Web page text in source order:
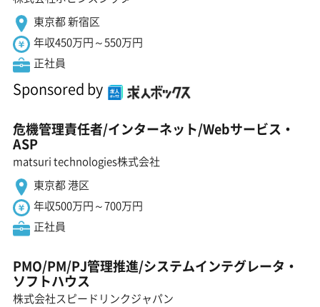
東京都 新宿区
年収450万円～550万円
正社員
Sponsored by
危機管理責任者/インターネット/Webサービス・
ASP
matsuri technologies株式会社
東京都 港区
年収500万円～700万円
正社員
PMO/PM/PJ管理推進/システムインテグレータ・
ソフトハウス
株式会社スピードリンクジャパン